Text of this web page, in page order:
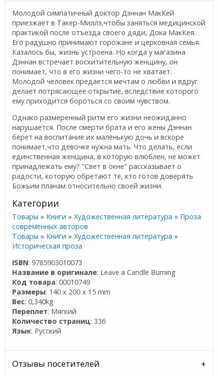
Молодой симпатичный доктор Дэннан МакКей
приезжает в Такер-Миллз,чтобы заняться медицинской
практикой после отъезда своего дяди, Дока МакКея.
Его радушно принимают горожане и церковная семья.
Казалось бы, жизнь устроена. Но когда у магазина
Дэннан встречает восхитительную женщину, он
понимает, что в его жизни чего-то не хватает.
Молодой человек предается мечтам о любви и вдруг
делает потрясающее открытие, вследствие которого
ему приходится бороться со своим чувством.
Однако размеренный ритм его жизни неожиданно
нарушается. После смерти брата и его жены Дэннан
берет на воспитание их маленькую дочь и вскоре
понимает,что девочке нужна мать. Что делать, если
единственная женщина, в которую влюблен, не может
принадлежать ему? "Свет в окне" рассказывает о
радости, которую обретают те, кто готов доверять
Божьим планам относительно своей жизни.
Категории
Товары » Книги »Художественная литература » Проза
современных авторов
Товары » Книги »Художественная литература »
Историческая проза
ISBN: 9785903010073
Название в оригинале: Leave a Candle Burning
Код товара: 00010749
Размеры: 140 x 200 x 15 mm
Вес: 0,340kg
Переплет: Мягкий
Количество страниц: 336
Язык: Русский
Отзывы посетителей